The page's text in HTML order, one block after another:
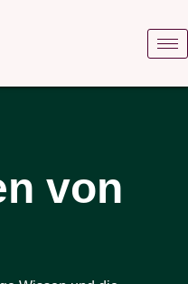
von